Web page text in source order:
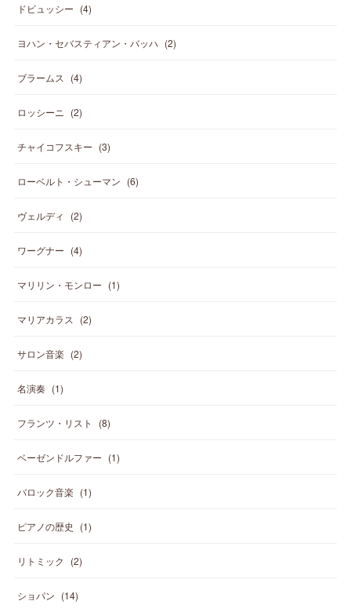
ドビュッシー (4)
ヨハン・セバスティアン・バッハ (2)
ブラームス (4)
ロッシーニ (2)
チャイコフスキー (3)
ローベルト・シューマン (6)
ヴェルディ (2)
ワーグナー (4)
マリリン・モンロー (1)
マリアカラス (2)
サロン音楽 (2)
名演奏 (1)
フランツ・リスト (8)
ベーゼンドルファー (1)
バロック音楽 (1)
ピアノの歴史 (1)
リトミック (2)
ショパン (14)